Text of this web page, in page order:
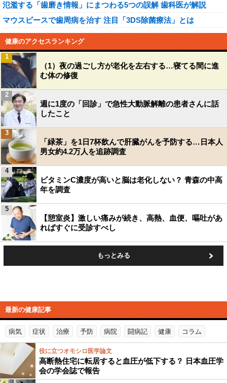
氾濫する「歯磨き情報」にまつわる5つの誤解 歯科医が解説
マウスピースで歯周病を治す 注目「3DS除菌療法」とは
健康のアクセスランキング
（1）夜の過ごし方が老化を左右する…寝てる間に進
む体の修復
1
週に1度の「回診」で急性大動脈解離の患者さんに話
したこと
2
「緑茶」を1日7杯飲んで肝臓がんを予防する…日本人
男女約4.2万人を追跡調査
3
ビタミンC濃度が高いと脳は老化しない？ 青森の中高
年を調査
4
【憩室炎】激しい痛みが続き、高熱、血便、嘔吐があ
ればすぐに受診すべし
5
もっとみる
最新の健康記事
病気 症状 治療 予防 病院 闘病記 健康 コラム
役に立つオモシロ医学論文
高断熱住宅に転居すると血圧が低下する？ 日本血圧学
会の学会誌で報告